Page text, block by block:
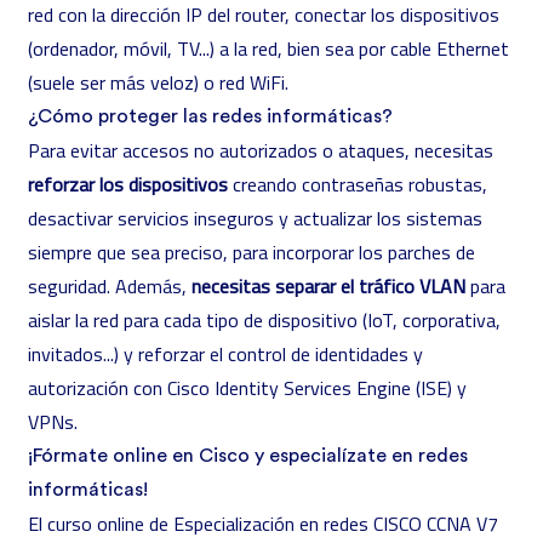
red con la dirección IP del router, conectar los dispositivos
(ordenador, móvil, TV...) a la red, bien sea por cable Ethernet
(suele ser más veloz) o red WiFi.
¿Cómo proteger las redes informáticas?
Para evitar accesos no autorizados o ataques, necesitas
reforzar los dispositivoscreando contraseñas robustas,
desactivar servicios inseguros y actualizar los sistemas
siempre que sea preciso, para incorporar los parches de
seguridad. Además, necesitas separar el tráfico VLANpara
aislar la red para cada tipo de dispositivo (IoT, corporativa,
invitados...) y reforzar el control de identidades y
autorización con Cisco Identity Services Engine (ISE) y
VPNs.
¡Fórmate online en Cisco y especialízate en redes
informáticas!
El curso online de Especialización en redes CISCO CCNA V7